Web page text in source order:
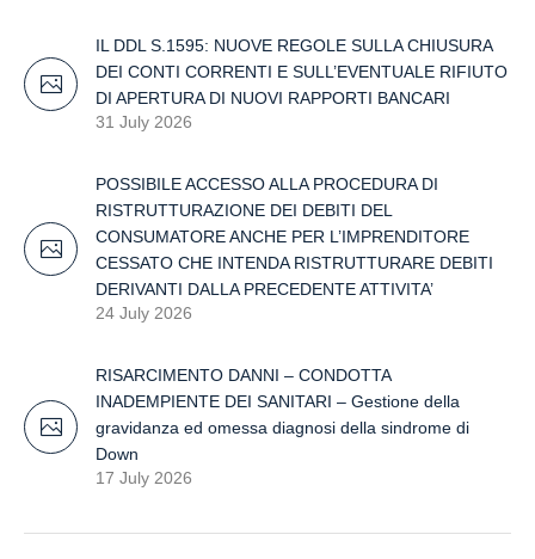
IL DDL S.1595: NUOVE REGOLE SULLA CHIUSURA
DEI CONTI CORRENTI E SULL’EVENTUALE RIFIUTO
DI APERTURA DI NUOVI RAPPORTI BANCARI
31 July 2026
POSSIBILE ACCESSO ALLA PROCEDURA DI
RISTRUTTURAZIONE DEI DEBITI DEL
CONSUMATORE ANCHE PER L’IMPRENDITORE
CESSATO CHE INTENDA RISTRUTTURARE DEBITI
DERIVANTI DALLA PRECEDENTE ATTIVITA’
24 July 2026
RISARCIMENTO DANNI – CONDOTTA
INADEMPIENTE DEI SANITARI – Gestione della
gravidanza ed omessa diagnosi della sindrome di
Down
17 July 2026